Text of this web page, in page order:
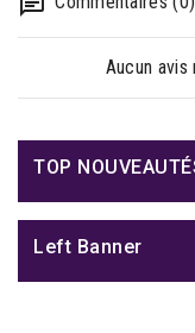
Aucun
TOP
Left Banner